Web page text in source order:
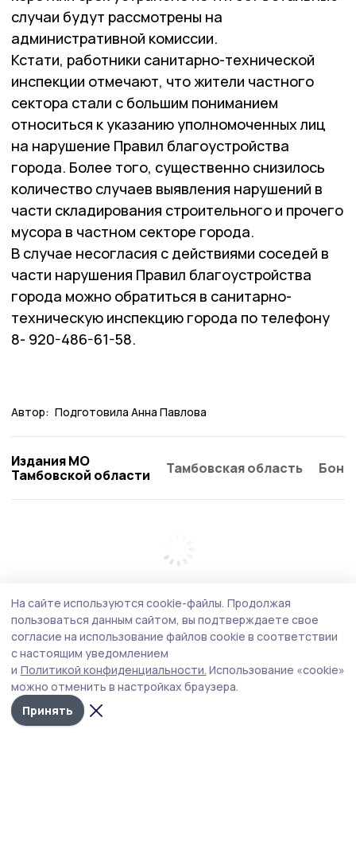
случаи будут рассмотрены на
административной комиссии.
Кстати, работники санитарно-технической
инспекции отмечают, что жители частного
сектора стали с большим пониманием
относиться к указанию уполномоченных лиц
на нарушение Правил благоустройства
города. Более того, существенно снизилось
количество случаев выявления нарушений в
части складирования строительного и прочего
мусора в частном секторе города.
В случае несогласия с действиями соседей в
части нарушения Правил благоустройства
города можно обратиться в санитарно-
техническую инспекцию города по телефону
8- 920-486-61-58.
Автор: Подготовила Анна Павлова
Издания МО
Тамбовской области
Тамбовская область
На сайте используются cookie-файлы. Продолжая
пользоваться данным сайтом, вы подтверждаете свое
согласие на использование файлов cookie в соответствии
с настоящим уведомлением
и Политикой конфиденциальности. Использование «cookie»
можно отменить в настройках браузера.
Принять